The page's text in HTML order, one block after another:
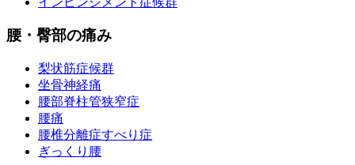
腰・臀部の痛み
梨状筋症候群
坐骨神経痛
腰部脊柱管狭窄症
腰痛
腰椎分離症すべり症
ぎっくり腰